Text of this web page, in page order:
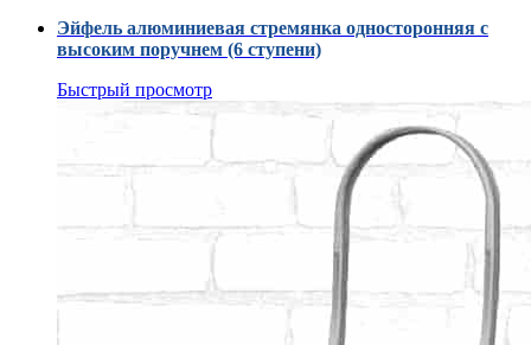
Эйфель алюминиевая стремянка односторонняя с
высоким поручнем (6 ступени)
Быстрый просмотр